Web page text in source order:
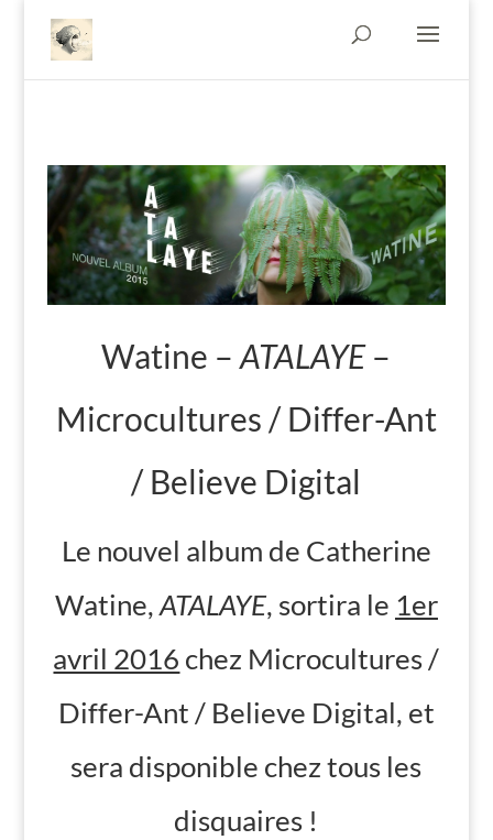
Watine –ATALAYE–
Microcultures / Differ-Ant
/ Believe Digital
Le nouvel album de Catherine
Watine,ATALAYE, sortira le 1er
avril 2016 chez Microcultures /
Differ-Ant / Believe Digital, et
sera disponible chez tous les
disquaires !